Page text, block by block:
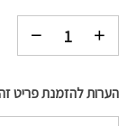
הערות להזמנת פריט